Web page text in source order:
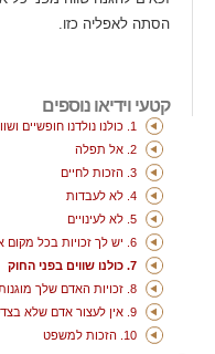
הסתה לאפליה כזו.
קטעי וידיאו נוספים
1. כולנו נולדנו חופשיים ושווים
2. אל תפלה
3. הזכות לחיים
4. לא לעבדות
5. לא לעינויים
6. יש לך זכויות בכל מקום אליו תלך
7. כולנו שווים בפני החוק
8. זכויות האדם שלך מוגנות על פי חוק
9. אין לעצור אדם שלא בצדק
10. הזכות למשפט